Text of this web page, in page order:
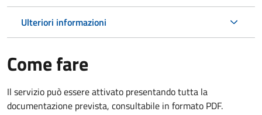
Ulteriori informazioni
Come fare
Il servizio può essere attivato presentando tutta la
documentazione prevista, consultabile in formato PDF.